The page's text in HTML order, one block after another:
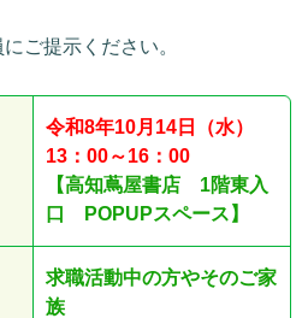
ご提示ください。
令和8年10月14日（水）
13：00～16：00
【高知蔦屋書店 1階東入
口 POPUPスペース】
求職活動中の方やそのご家
族